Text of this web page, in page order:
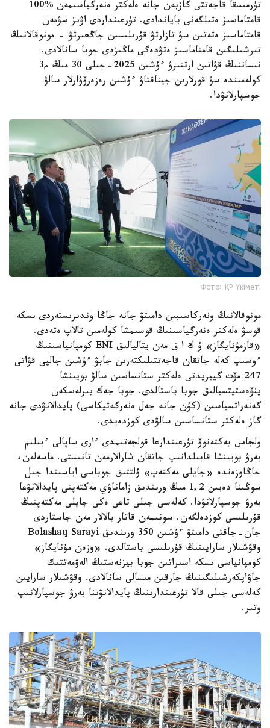
تۇرمىسقا قاجەتتى گازبەن جانە ەلەكتر ەنەرگياسىمەن %100
قامتاماسىز ەتىلگەنى باياندادى. تۇرعىنداردى اۋىز سۋمەن
قامتاماسىز ەتەتىن سۋ تازارتۋ قۇرىلىسىن جاڭعىرتۋ - مونوقالانىڭ
تىرشىلىگىن قامتاماسىز ەتۋدەگى ماڭىزدى جوبا سانالادى.
نىساننىڭ قۋاتىن ارتتىرۋ ءۇشىن 2025-جىلى 30 مىڭ م3
كولەمىندە سۋ قورلارىن جيناقتاۋ ءۇشىن رەزەرۆۋارلار سالۋ
جوسپارلانۋدا.
Фото: ҚР Үкіметі
مونوقالانىڭ ونەركاسىبىن دامىتۋ جانە جاڭا وندىرىستەردى ىسكە
قوسۋ ەلەكتر ەنەرگياسىنىڭ قوسىمشا كولەمىن تالاپ ەتەدى.
«قازمۇنايگاز» ۇ ك ا ق مەن يتاليالىق ENI كومپانياسىنىڭ
ءوسىپ كەلە جاتقان قاجەتتىلىكتەرىن جابۋ ءۇشىن جالپى قۋاتى
247 مۆت گيبريدتى ەلەكتر ستانساسىن سالۋ بويىنشا
ينۆەستيتسيالىق جوبا باستالدى. جوبا جەك بىرلەسكەن
گەنەراتسياسىن (كۇن جانە جەل ەنەرگەتيكاسى) پايدالانۋدى جانە
گاز ەلەكتر ستانساسىن سالۋدى كوزدەيدى.
ولجاس بەكتەنوۆ تۇرعىندارعا قولجەتىمدى ءارى ساپالى ءبىلىم
بەرۋ بويىنشا قابىلدانىپ جاتقان شارالارمەن تانىستى. ماسەلەن،
جاڭاوزەندە «جايلى مەكتەپ» ۇلتتىق جوباسى اياسىندا جىل
سوڭىنا دەيىن 1,2 مىڭ ورىندىق زاماناۋي مەكتەپتى پايدالانۋعا
بەرۋ جوسپارلانۋدا. كەلەسى جىلى تاعى ەكى جايلى مەكتەپتىڭ
قۇرىلىسى كوزدەلگەن. سونىمەن قاتار بالالار مەن جاستاردى
جان-جاقتى دامىتۋ ءۇشىن 350 ورىندىق Bolashaq Sarayi
وقۋشىلار سارايىنىڭ قۇرىلىسى باستالدى. «وزەن مۇنايگاز»
كومپانياسى ىسكە اسىراتىن جوبا بيزنەستىڭ الەۋمەتتىك
جاۋاپكەرشىلىگىنىڭ جارقىن مىسالى سانالادى. وقۋشىلار سارايىن
كەلەسى جىلى قالا تۇرعىندارىنىڭ پايدالانۋىنا بەرۋ جوسپارلانىپ
وتىر.